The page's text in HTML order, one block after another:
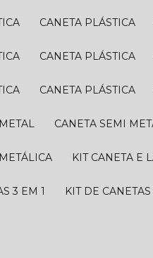
CANETA PLÁSTICA
CANETA PLÁSTICA
CANETA PLÁSTICA
CANETA SEMI
KIT CANETA E
3 EM 1 KIT DE